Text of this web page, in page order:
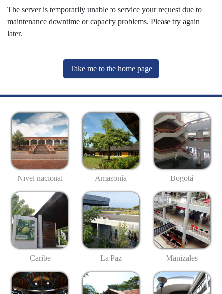
The server is temporarily unable to service your request due to
maintenance downtime or capacity problems. Please try again
later.
Take me to the home page
Nivel nacional Amazonía Bogotá
Caribe La Paz Manizales